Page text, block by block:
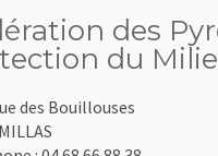
des
du
des Bouillouses